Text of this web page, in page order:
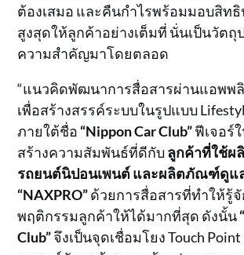
ต้องเสมอ และคืนกำไรพร้อมมอบสิท
สูงสุดให้ลูกค้าอย่างเต็มที่ นั่นเป็นวัตถุ
ความสำคัญมาโดยตลอด
“แนวคิดพัฒนาการสื่อสารผ่านแอพพ
เพื่อสร้างสรรค์ระบบในรูปแบบ
ภายใต้ชื่อ “Nippon Car Club”ฟีเจอร์
สร้างความสัมพันธ์ที่ดีกับลูกค้าที่ใช้
รถยนต์นิปอนเพนต์ และผลิตภัณฑ์ดูแ
“NAXPRO”ด้วยการสื่อสารที่ทำให้รู้จั
พฤติกรรมลูกค้าให้ได้มากที่สุด ดังนั้น
Club”จึงเป็นจุดเชื่อมโยง Touch